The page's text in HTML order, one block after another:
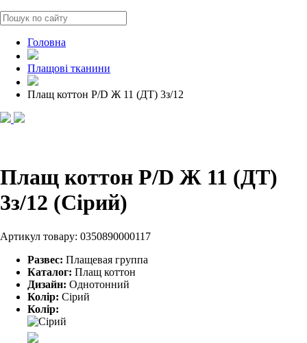
Головна
Плащові тканини
Плащ коттон P/D Ж 11 (ДТ) 3з/12
Плащ коттон P/D Ж 11 (ДТ)
3з/12 (Сірий)
Артикул товару: 0350890000117
Развес: Плащевая группа
Каталог: Плащ коттон
Дизайн: Однотонний
Колір: Сірий
Колір: